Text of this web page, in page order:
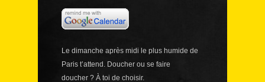
Le dimanche après midi le plus humide de
Paris t’attend. Doucher ou se faire
doucher ? À toi de choisir.